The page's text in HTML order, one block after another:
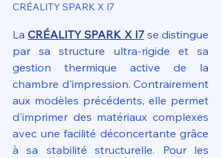
CRÉALITY SPARK X I7
La CRÉALITY SPARK X I7 se distingue
par sa structure ultra-rigide et sa
gestion thermique active de la
chambre d'impression. Contrairement
aux modèles précédents, elle permet
d'imprimer des matériaux complexes
avec une facilité déconcertante grâce
à sa stabilité structurelle. Pour les